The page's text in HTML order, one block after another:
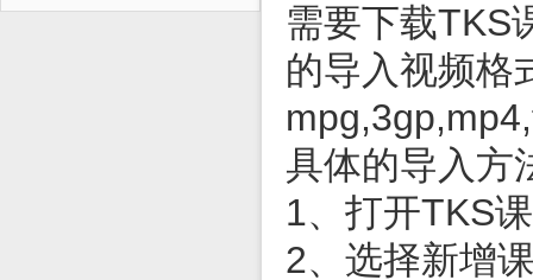
需要下载TKS
的导入视频格
具体的导入方
1、打开TKS
2、选择新增